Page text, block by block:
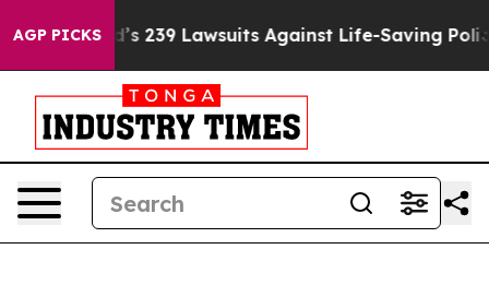
AGP PICKS239 Lawsuits Against Life-Saving Policies